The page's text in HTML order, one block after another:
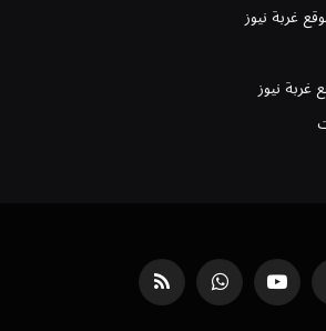
غربة نيوز
غربة نيوز
يوتيوب واتساب RSS